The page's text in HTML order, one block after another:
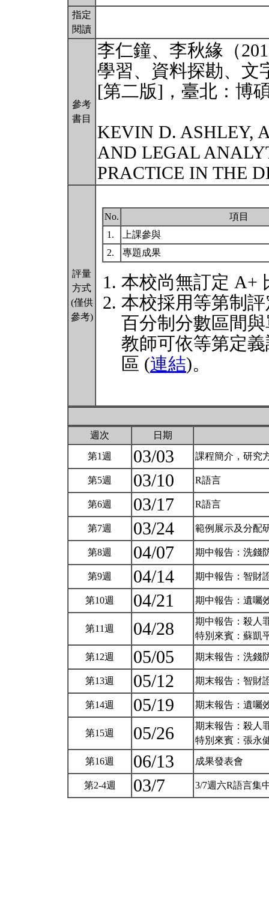
指定
閱讀
參考
書目
李仁鐘、李秋緣（
學習、資料探勘、文
[第二版]，臺北：博
KEVIN D. ASHLEY,
AND LEGAL
PRACTICE IN THE
評量
方式
(僅供
參考)
No.
項目
1.
上課參與
2.
專題成果
本校尚無訂定 A+
本校採用等第制
百分制分數區間
教師可依等第定
區 (連結)。
週次 日期
第1週 03/03 課程簡介，研究
第5週 03/10 R語言
第6週 03/17 R語言
第7週 03/24 範例展示及分配
第8週 04/07 期中報告：洗錢
第9週 04/14 期中報告：智財
第10週 04/21 期中報告：遺囑
第11週 04/28
期中報告：殺人
特別來賓：蘇凱
第12週 05/05 期末報告：洗錢
第13週 05/12 期末報告：智財
第14週 05/19 期末報告：遺囑
第15週 05/26
期末報告：殺人
特別來賓：張永
第16週 06/13 成果發表會
第2-4週 03/7 3/7週六R語言集